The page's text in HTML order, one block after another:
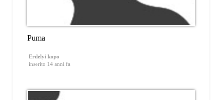
Puma
Erdelyi kopo
inserito 14 anni fa